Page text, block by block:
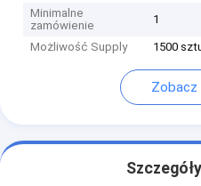
Minimalne
zamówienie
1
Możliwość Supply 1500
Zobacz